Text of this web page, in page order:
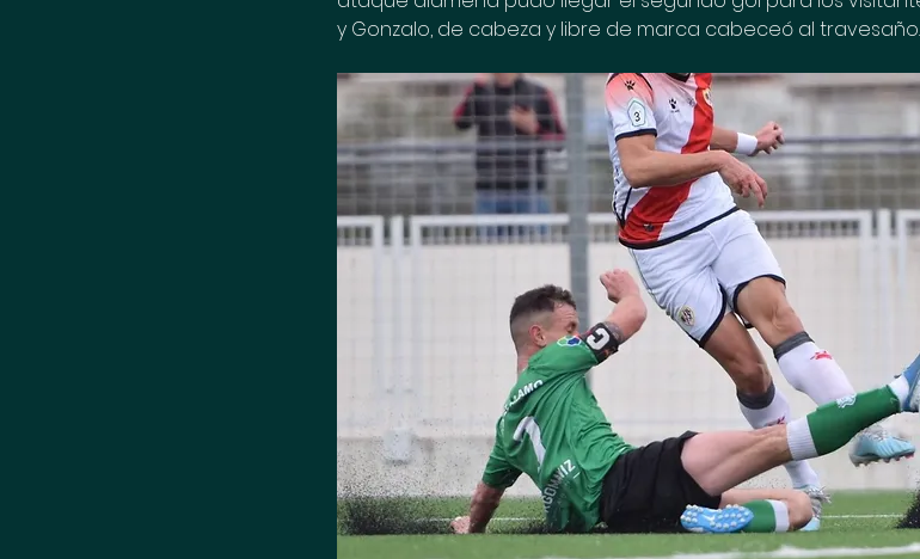
y Gonzalo, de cabeza y libre de marca cabeceó al travesaño.